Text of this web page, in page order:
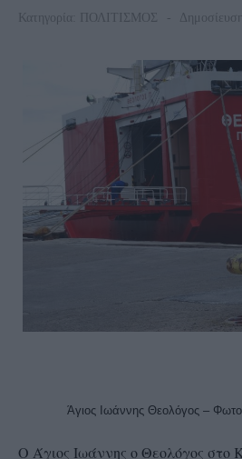
Κατηγορία: ΠΟΛΙΤΙΣΜΟΣ
Άγιος Ιωάννης Θεολόγος –
Ο Άγιος Ιωάννης ο Θεολόγος στο